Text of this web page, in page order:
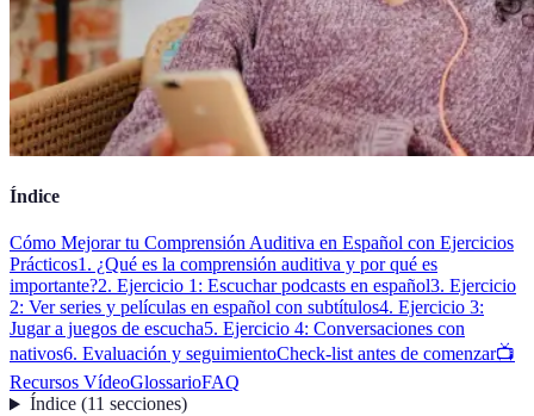
Índice
Cómo Mejorar tu Comprensión Auditiva en Español con Ejercicios
Prácticos1. ¿Qué es la comprensión auditiva y por qué es
importante?2. Ejercicio 1: Escuchar podcasts en español3. Ejercicio
2: Ver series y películas en español con subtítulos4. Ejercicio 3:
Jugar a juegos de escucha5. Ejercicio 4: Conversaciones con
nativos6. Evaluación y seguimientoCheck-list antes de comenzar📺
Recursos VídeoGlossarioFAQ
Índice(11 secciones)